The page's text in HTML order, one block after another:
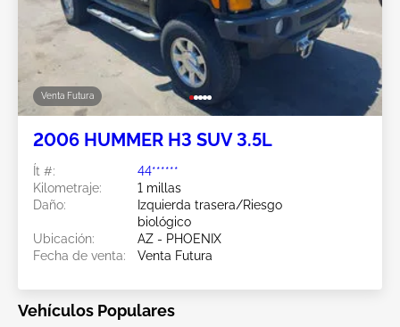
Venta Futura
2006 HUMMER H3 SUV 3.5L
Ít #:
44******
Kilometraje:
1 millas
Daño:
Izquierda trasera/Riesgo
biológico
Ubicación:
AZ - PHOENIX
Fecha de venta:
Venta Futura
Vehículos Populares